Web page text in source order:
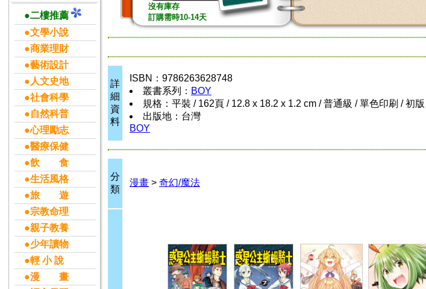
●二樓推薦
●文學小說
●商業理財
●藝術設計
●人文史地
●社會科學
●自然科普
●心理勵志
●醫療保健
●飲 食
●生活風格
●旅 遊
●宗教命理
●親子教養
●少年讀物
●輕 小 說
●漫 畫
沒有庫存
訂購需時10-14天
詳
細
資
料
ISBN：9786263628748
叢書系列： BOY
規格：平裝 / 162頁 / 12.8 x 18.2 x 1.2 cm / 普通級 / 單色印刷 / 初版
出版地：台灣
BOY
分
類
漫畫 > 奇幻/魔法